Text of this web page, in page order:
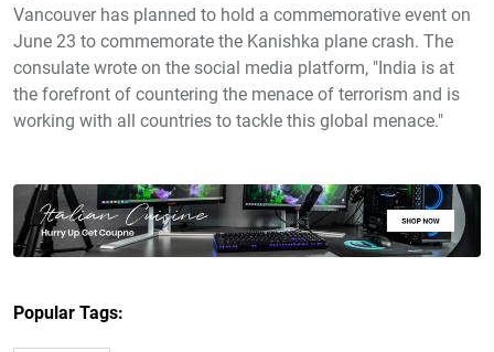
Vancouver has planned to hold a commemorative event on
June 23 to commemorate the Kanishka plane crash. The
consulate wrote on the social media platform, "India is at
the forefront of countering the menace of terrorism and is
working with all countries to tackle this global menace."
Popular Tags: